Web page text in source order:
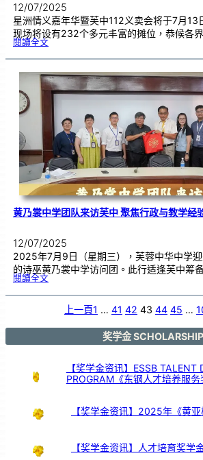
12/07/2025
星洲情义嘉年华暨芙中112义卖会将于7月13
现场将设有232个多元丰富的摊位，恭候各
閱讀全文:芙
1
周
年
校
庆
义
卖
月
日
恭
候
光临
黄乃裳中学团队来访芙中 聚焦行政与教学经
12/07/2025
2025年7月9日（星期三），芙蓉中华中学
的诗巫黄乃裳中学访问团。此行适逢芙中筹
閱讀全文:黄
中
芙
中
行
上一頁1 … 41 42 43 44 45 …
奖学金 SCHOLARSHIP
【奖学金资讯】ESSB TALENT
PROGRAM《东钢人才培养服
【奖学金资讯】2025年《黄
【奖学金资讯】人才培育奖学